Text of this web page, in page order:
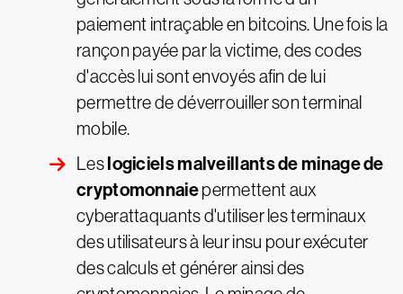
paiement intraçable en bitcoins. Une fois la
rançon payée par la victime, des codes
d'accès lui sont envoyés afin de lui
permettre de déverrouiller son terminal
mobile.
Leslogiciels malveillants de minagede
cryptomonnaiepermettent aux
cyberattaquants d'utiliser les terminaux
des utilisateurs à leur insu pour exécuter
des calculs et générer ainsi des